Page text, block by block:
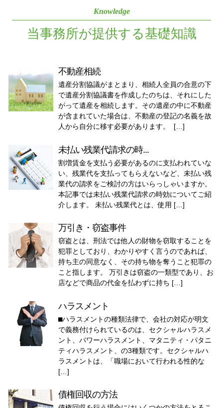
Knowledge
当事務所が提供する基礎知識
不動産相続
遺産分割協議がまとまり、相続人全員の合意の下
で遺産分割協議書を作成したのちは、それにした
がって遺産を相続します。その遺産の中に不動産
が含まれていた場合は、不動産の登記の名義を故
人から自分に移す必要があります。 […]
未払い残業代請求の時...
割増賃金を支払う必要があるのに支払われていな
い、残業代を支払ってもらえないなど、未払い残
業代の請求をご検討の方はいらっしゃいますか。
本記事では未払い残業代請求の時効についてご紹
介します。 未払い残業代とは、使用 […]
万引き・窃盗事件
窃盗とは、刑法では他人の財物を窃取することを
犯罪としており、わかりやすく言うのであれば、
持ち主の同意なく、その持ち物を奪うこと犯罪の
こと指します。 万引きは窃盗の一類型であり、お
店などで商品の代金を払わずに持ち […]
ハラスメント
⬛︎ハラスメントの種類法律で、会社の対応が明文
で義務付けられているのは、セクシャルハラスメ
ント、パワーハラスメント、マタニティ・パタニ
ティハラスメント、の3種類です。セクシャルハ
ラスメントは、「職場において行われる性的な
[…]
債権回収の方法